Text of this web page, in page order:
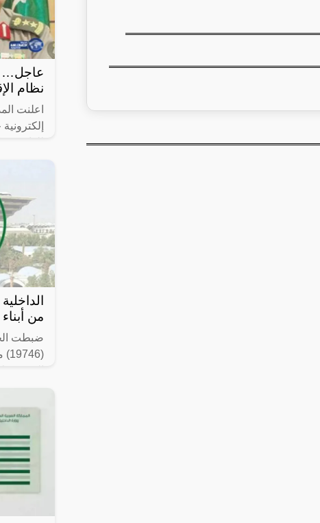
عاجل…
نظام
اعلنت
مقيم)
من
ضبطت